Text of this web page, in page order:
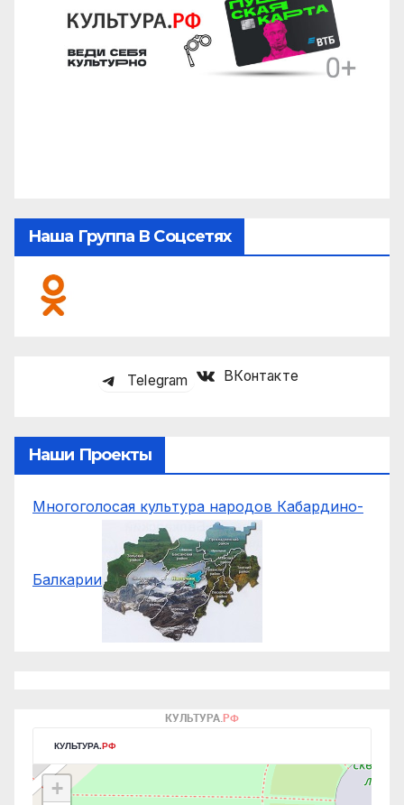
Наша Группа В Соцсетях
Telegram ВКонтакте
Наши Проекты
Многоголосая культура народов Кабардино-
Балкарии